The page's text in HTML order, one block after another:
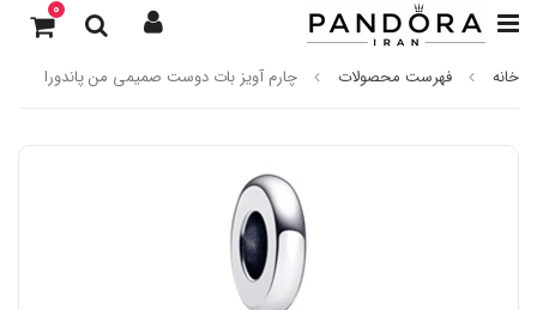
0
خانه فهرست محصولات چارم آویز بات دوست صمیمی من پاندورا